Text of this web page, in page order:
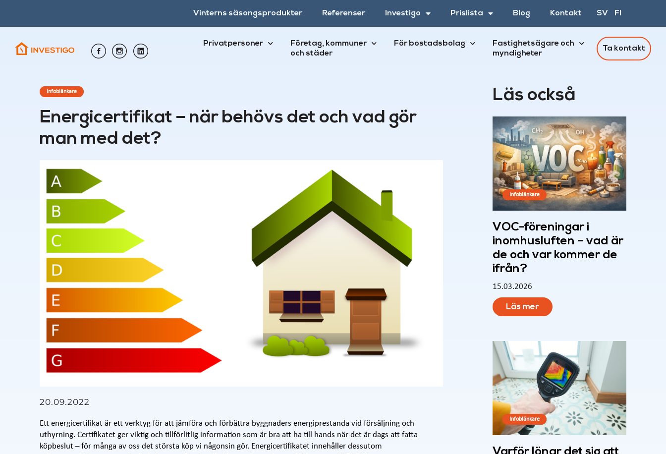
Vinterns säsongsprodukter Referenser Investigo Prislista Blog Kontakt SV FI
Privatpersoner
Företag, kommuner
och städer
För bostadsbolag
Fastighetsägare och
myndigheter
Ta kontakt
Infoblänkare
Energicertifikat – när behövs det och vad gör
man med det?
20.09.2022
Ett energicertifikat är ett verktyg för att jämföra och förbättra byggnaders energiprestanda vid försäljning och
uthyrning. Certifikatet ger viktig och tillförlitlig information som är bra att ha till hands när det är dags att fatta
köpbeslut – för många av oss det största köp vi någonsin gör. Energicertifikatet innehåller dessutom
Läs också
Infoblänkare
VOC-föreningar i
inomhusluften – vad är
de och var kommer de
ifrån?
15.03.2026
Läs mer
Infoblänkare